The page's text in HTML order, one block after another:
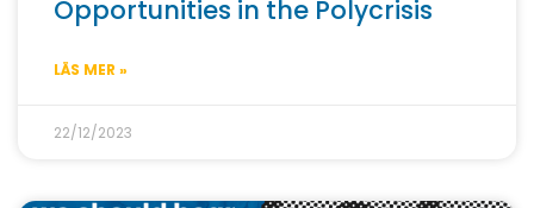
Opportunities in the Polycrisis
LÄS MER »
22/12/2023